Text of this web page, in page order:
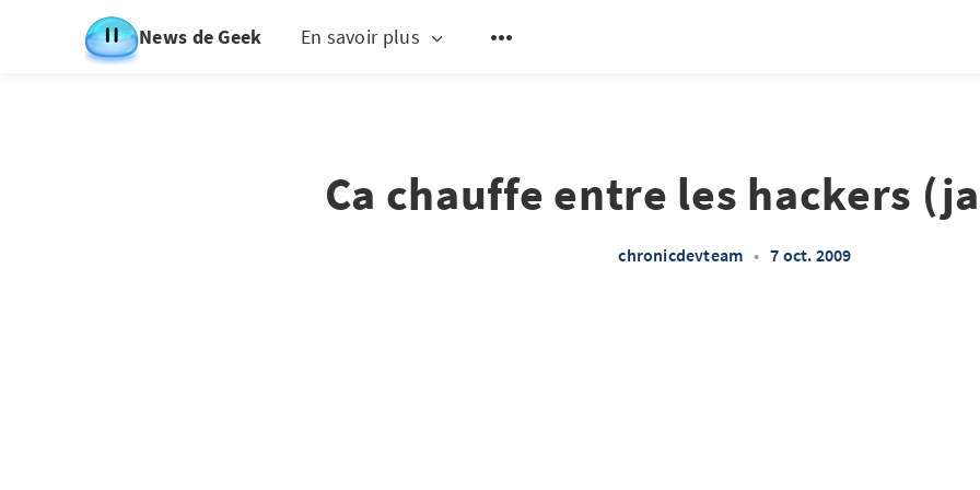
News de Geek En savoir plus
Ca chauffe entre les hackers
chronicdevteam • 7 oct. 2009